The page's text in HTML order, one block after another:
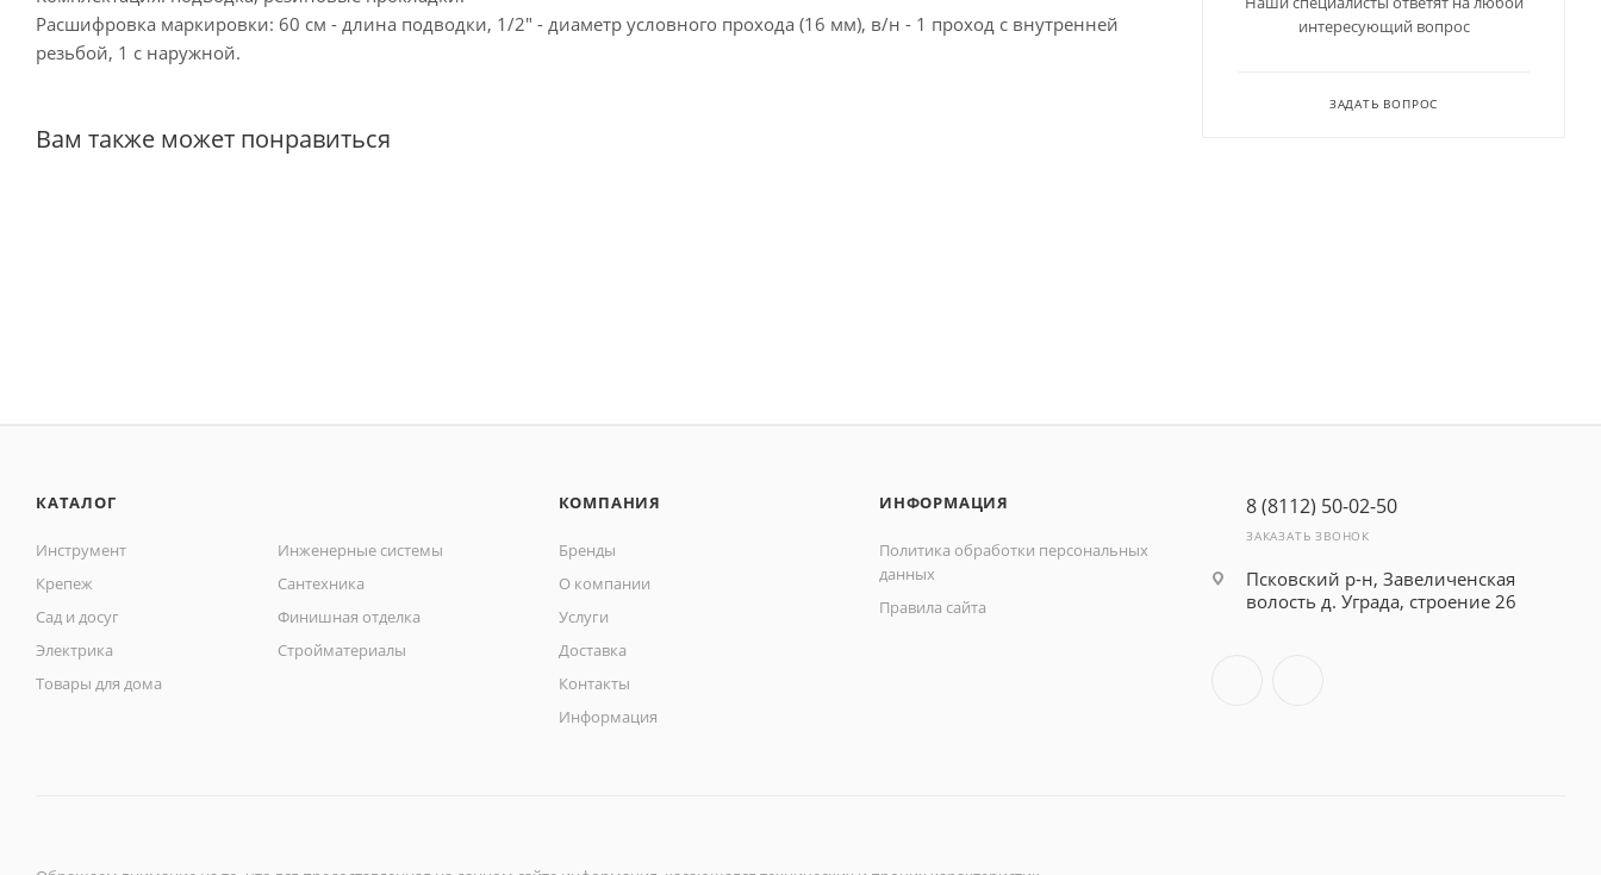
Расшифровка маркировки: 60 см - длина подводки, 1/2" - диаметр условного прохода (16 мм), в/н - 1 проход с внутренней
резьбой, 1 с наружной.
Вам также может понравиться
интересующий вопрос
ЗАДАТЬ ВОПРОС
КАТАЛОГ
Инструмент
Инженерные системы
Крепеж
Сантехника
Сад и досуг
Финишная отделка
Электрика
Стройматериалы
Товары для дома
КОМПАНИЯ
Бренды
О компании
Услуги
Доставка
Контакты
Информация
ИНФОРМАЦИЯ
Политика обработки персональных
данных
Правила сайта
8 (8112) 50-02-50
ЗАКАЗАТЬ ЗВОНОК
Псковский р-н, Завеличенская
волость д. Уграда, строение 26